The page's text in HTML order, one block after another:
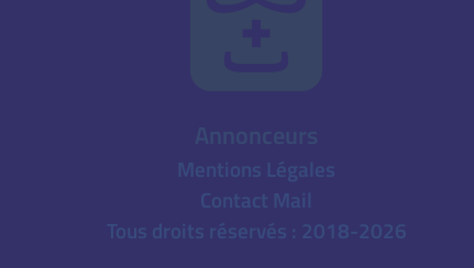
Mentions Légales
Contact Mail
Tous droits réservés : 2018-2026